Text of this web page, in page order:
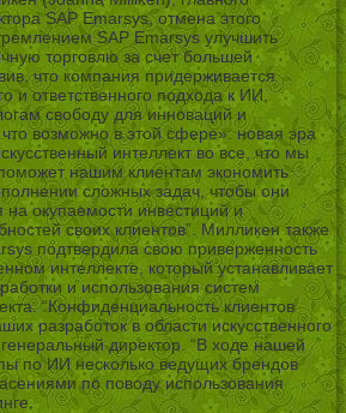
SAP Emarsys, отмена этого
SAP Emarsys улучшить
торговлю за счет большей
что компания придерживается
и ответственного подхода к ИИ,
свободу для инноваций и
возможно в этой сфере». новая эра
интеллект во все, что мы
нашим клиентам экономить
сложных задач, чтобы они
на окупаемости инвестиций и
своих клиентов”. Милликен также
подтвердила свою приверженность
интеллекте, который устанавливает
и использования систем
“Конфиденциальность клиентов
разработок в области искусственного
директор. “В ходе нашей
по ИИ несколько ведущих брендов
по поводу использования